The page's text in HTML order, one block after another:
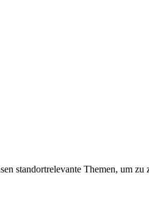
standortrelevante Themen, um